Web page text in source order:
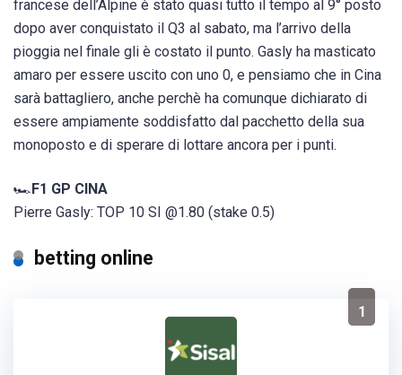
francese dell’Alpine è stato quasi tutto il tempo al 9° posto
dopo aver conquistato il Q3 al sabato, ma l’arrivo della
pioggia nel finale gli è costato il punto. Gasly ha masticato
amaro per essere uscito con uno 0, e pensiamo che in Cina
sarà battagliero, anche perchè ha comunque dichiarato di
essere ampiamente soddisfatto dal pacchetto della sua
monoposto e di sperare di lottare ancora per i punti.
🏎 F1 GP CINA
Pierre Gasly: TOP 10 SI @1.80 (stake 0.5)
betting online
1